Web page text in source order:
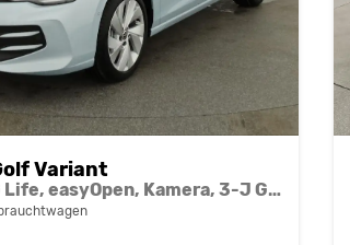
Variant
VIII 2.0 TDI DSG Life, easyOpen, Kamera, 3-J Garantie